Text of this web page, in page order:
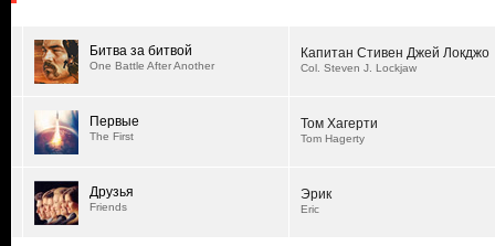
Битва за битвой
One Battle After Another
Капитан Стивен Джей Локджо
Col. Steven J. Lockjaw
Первые
The First
Том Хагерти
Tom Hagerty
Друзья
Friends
Эрик
Eric